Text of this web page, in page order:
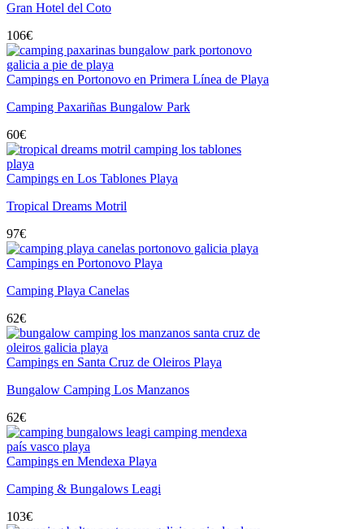
Gran Hotel del Coto
106€
Campings en Portonovo en Primera Línea de Playa
Camping Paxariñas Bungalow Park
60€
Campings en Los Tablones Playa
Tropical Dreams Motril
97€
Campings en Portonovo Playa
Camping Playa Canelas
62€
Campings en Santa Cruz de Oleiros Playa
Bungalow Camping Los Manzanos
62€
Campings en Mendexa Playa
Camping & Bungalows Leagi
103€